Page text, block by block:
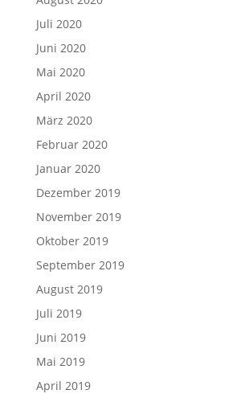
Juli 2020
Juni 2020
Mai 2020
April 2020
März 2020
Februar 2020
Januar 2020
Dezember 2019
November 2019
Oktober 2019
September 2019
August 2019
Juli 2019
Juni 2019
Mai 2019
April 2019